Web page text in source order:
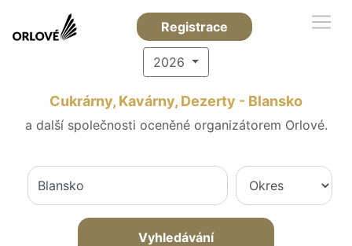
Registrace
2026
Cukrárny, Kavárny, Dezerty - Blansko
a další společnosti oceněné organizátorem Orlové.
Vyhledávání